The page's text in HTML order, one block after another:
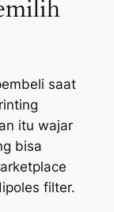
saat
itu wajar
bisa
filter.